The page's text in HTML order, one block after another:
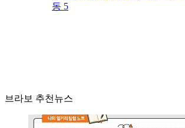
동 5
브라보 추천뉴스